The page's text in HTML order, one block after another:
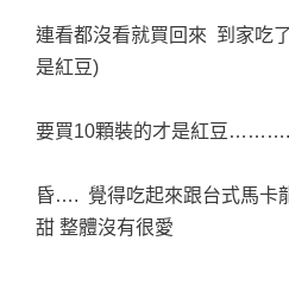
連看都沒看就買回來 到家吃
是紅豆)
要買10顆裝的才是紅豆
昏…. 覺得吃起來跟台式馬卡
甜 整體沒有很愛